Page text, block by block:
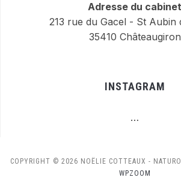
Adresse du cabinet
213 rue du Gacel - St Aubin
35410 Châteaugiron
INSTAGRAM
…
COPYRIGHT © 2026 NOËLIE COTTEAUX -
WPZOOM